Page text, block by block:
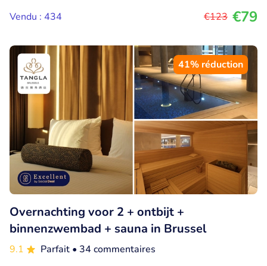
Vendu : 434
€123 €79
41% réduction
Overnachting voor 2 + ontbijt +
binnenzwembad + sauna in Brussel
9.1 Parfait • 34 commentaires